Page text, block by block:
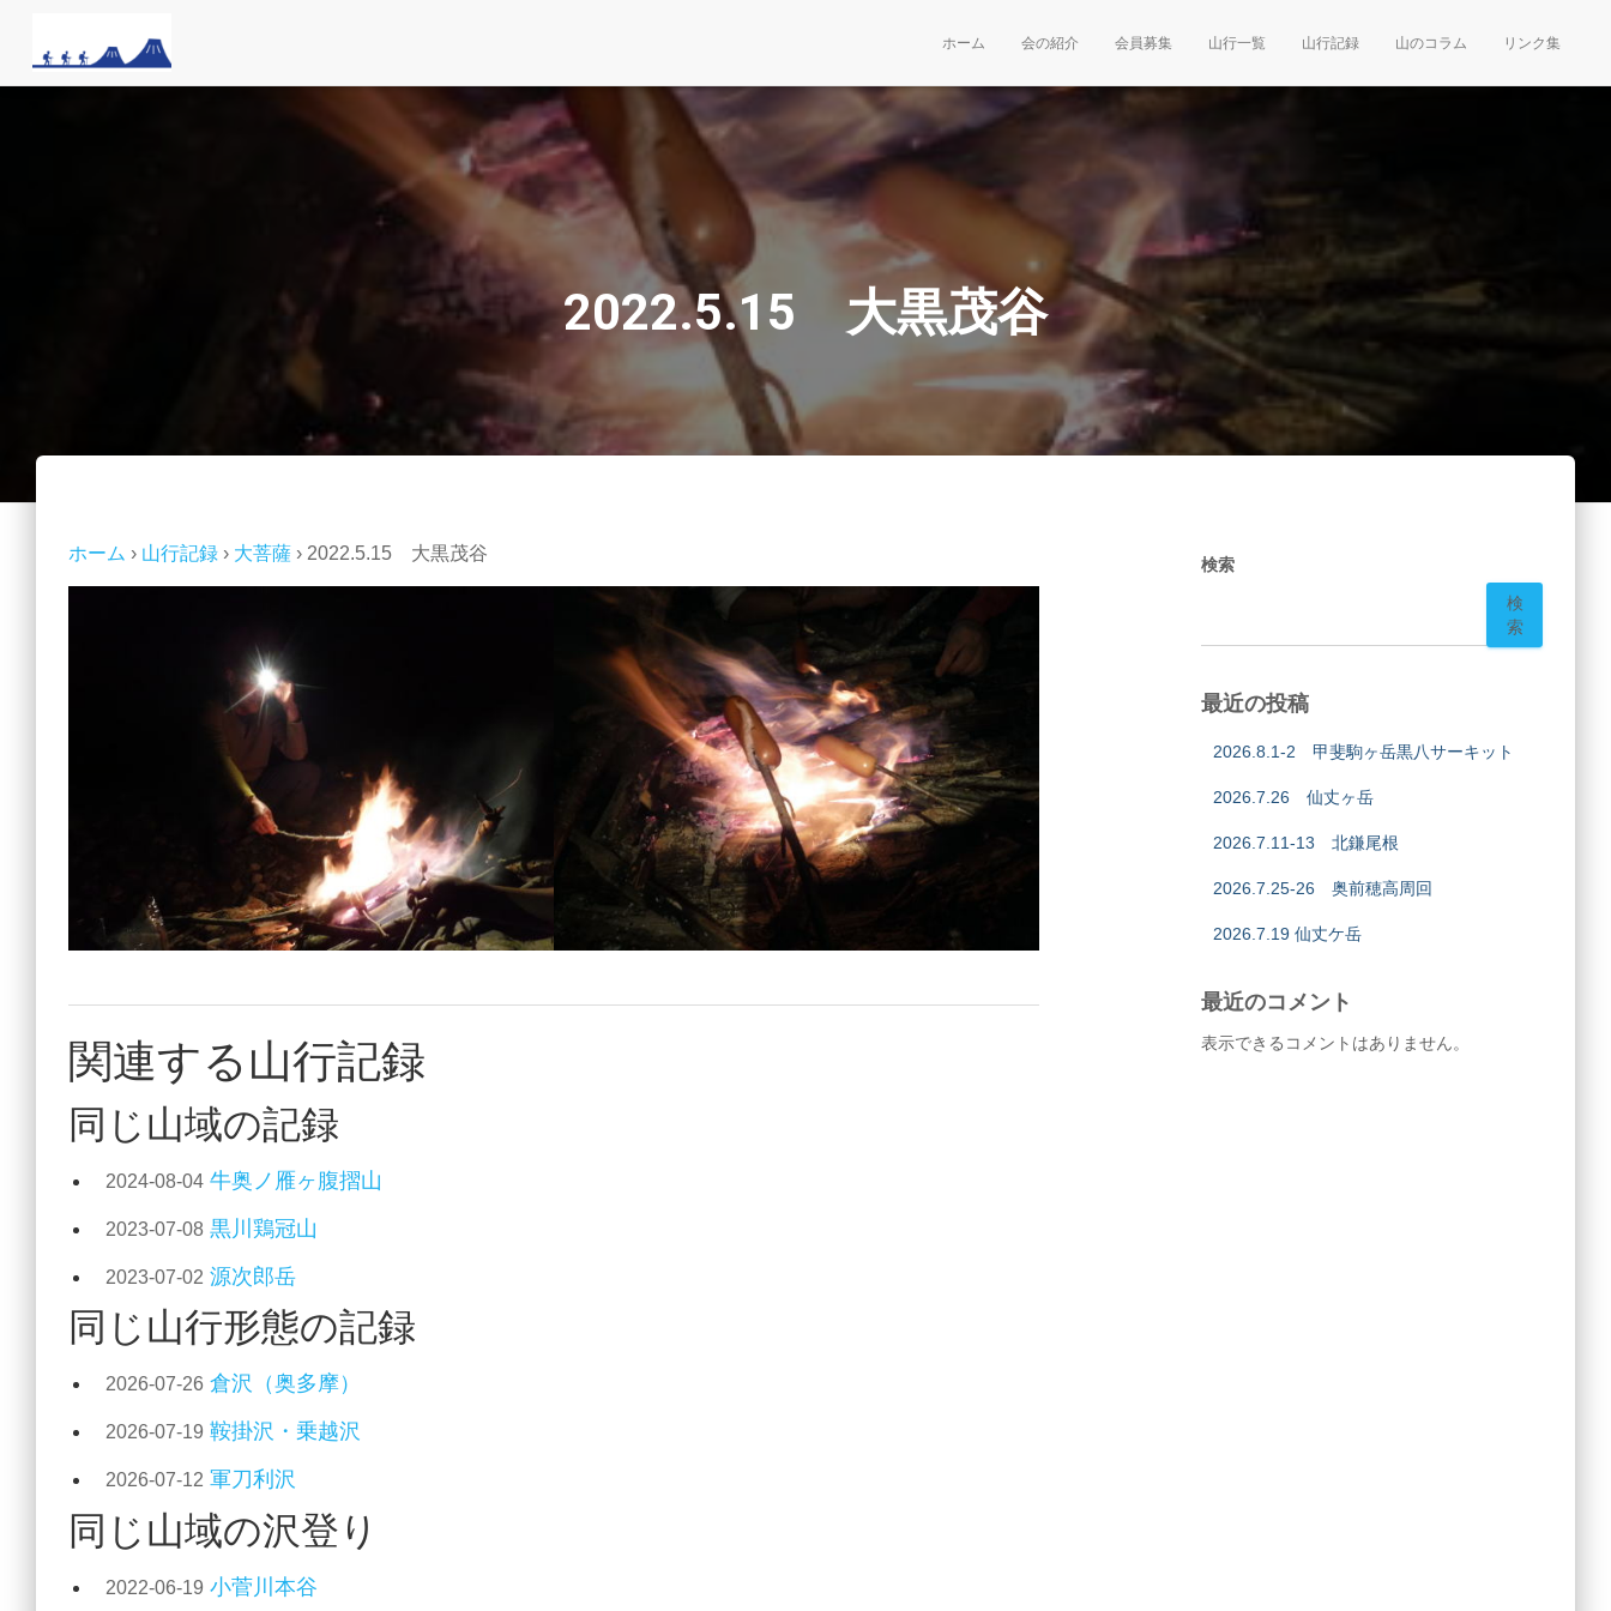
ホーム 会の紹介 会員募集 山行一覧 山行記録 山のコラム リンク集
2022.5.15 大黒茂谷
ホーム › 山行記録 › 大菩薩 › 2022.5.15 大黒茂谷
関連する山行記録
同じ山域の記録
2024-08-04 牛奥ノ雁ヶ腹摺山
2023-07-08 黒川鶏冠山
2023-07-02 源次郎岳
同じ山行形態の記録
2026-07-26 倉沢（奥多摩）
2026-07-19 鞍掛沢・乗越沢
2026-07-12 軍刀利沢
同じ山域の沢登り
2022-06-19 小菅川本谷
検索
検
索
最近の投稿
2026.8.1-2 甲斐駒ヶ岳黒八サーキット
2026.7.26 仙丈ヶ岳
2026.7.11-13 北鎌尾根
2026.7.25-26 奥前穂高周回
2026.7.19 仙丈ケ岳
最近のコメント
表示できるコメントはありません。